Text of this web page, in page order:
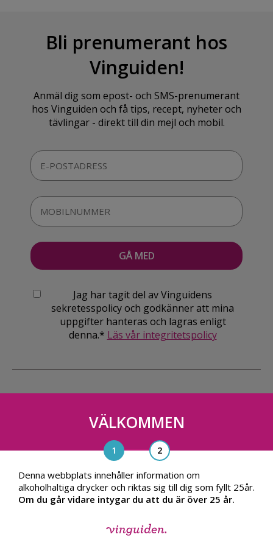
Bli prenumerant hos
Vinguiden!
Anmäl dig som epost- och SMS-prenumerant
hos Vinguiden och få tips, recept, nyheter och
tävlingar - direkt till din mejl och mobil.
Jag har tagit del av Vinguidens
sekretesspolicy och godkänner att mina
uppgifter hanteras och lagras enligt
denna.* Läs vår integritetspolicy
Vinguiden Nordic AB
Blasieholmsgatan 4A, 111 48, Stockholm
info@vinguiden.com
VÄLKOMMEN
Denna webbplats innehåller information om
alkoholhaltiga drycker och riktas sig till dig som fyllt 25år.
Om du går vidare intygar du att du är över 25 år.